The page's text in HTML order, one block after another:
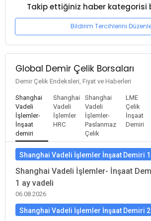
Takip ettiğiniz haber kategorisi
Bildirim Tercihlerini
Global Demir Çelik Borsaları
Demir Çelik Endeksleri, Fiyat ve Haberleri
Shanghai
Vadeli
İşlemler-
İnşaat
demiri
Shanghai
Vadeli
İşlemler
HRC
Shanghai
Vadeli
İşlemler-
Paslanmaz
Çelik
LME
Çelik
İnşaat
Demiri
Shanghai Vadeli İşlemler İnşaat Demiri
Shanghai Vadeli İşlemler- İnşaat
1 ay vadeli
06.08.2026
Shanghai Vadeli İşlemler İnşaat Demiri